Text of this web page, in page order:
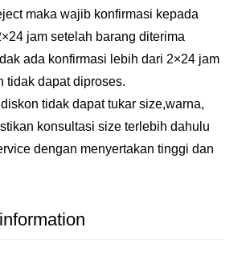
maka wajib konfirmasi kepada
jam setelah barang diterima
ada konfirmasi lebih dari 2×24 jam
tidak dapat diproses.
tidak dapat tukar size,warna,
konsultasi size terlebih dahulu
dengan menyertakan tinggi dan